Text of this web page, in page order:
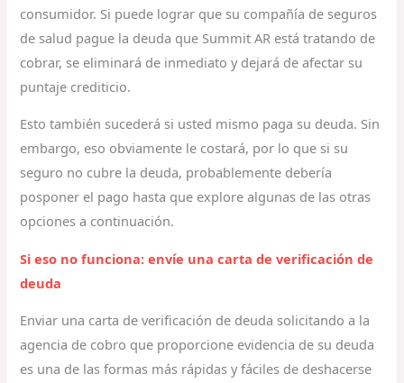
consumidor. Si puede lograr que su compañía de seguros
de salud pague la deuda que Summit AR está tratando de
cobrar, se eliminará de inmediato y dejará de afectar su
puntaje crediticio.
Esto también sucederá si usted mismo paga su deuda. Sin
embargo, eso obviamente le costará, por lo que si su
seguro no cubre la deuda, probablemente debería
posponer el pago hasta que explore algunas de las otras
opciones a continuación.
Si eso no funciona: envíe una carta de verificación de
deuda
Enviar una carta de verificación de deuda solicitando a la
agencia de cobro que proporcione evidencia de su deuda
es una de las formas más rápidas y fáciles de deshacerse